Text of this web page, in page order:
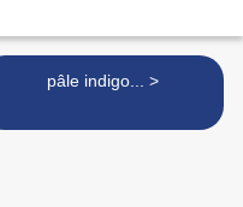
pâle indigo... >